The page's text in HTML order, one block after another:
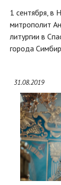
1 сентября, в
митрополит
литургии в
города
31.08.2019